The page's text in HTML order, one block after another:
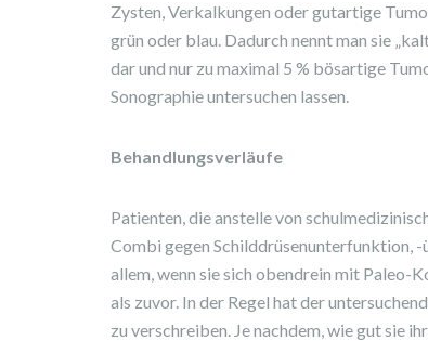
Zysten, Verkalkungen oder gutartige
grün oder blau. Dadurch nennt man sie
dar und nur zu maximal 5 % bösartige
Sonographie untersuchen lassen.
Behandlungsverläufe
Patienten, die anstelle von
Combi gegen Schilddrüsenunterfunktion,
allem, wenn sie sich obendrein mit Paleo-
als zuvor. In der Regel hat der
zu verschreiben. Je nachdem, wie gut sie